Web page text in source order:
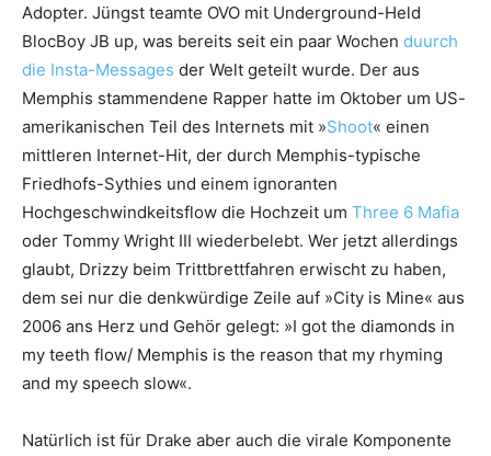
Adopter. Jüngst teamte OVO mit Underground-Held
BlocBoy JB up, was bereits seit ein paar Wochen duurch
die Insta-Messages der Welt geteilt wurde. Der aus
Memphis stammendene Rapper hatte im Oktober um US-
amerikanischen Teil des Internets mit »Shoot« einen
mittleren Internet-Hit, der durch Memphis-typische
Friedhofs-Sythies und einem ignoranten
Hochgeschwindkeitsflow die Hochzeit um Three 6 Mafia
oder Tommy Wright III wiederbelebt. Wer jetzt allerdings
glaubt, Drizzy beim Trittbrettfahren erwischt zu haben,
dem sei nur die denkwürdige Zeile auf »City is Mine« aus
2006 ans Herz und Gehör gelegt: »I got the diamonds in
my teeth flow/ Memphis is the reason that my rhyming
and my speech slow«.
Natürlich ist für Drake aber auch die virale Komponente